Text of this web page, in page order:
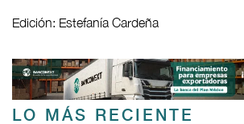
Edición: Estefanía Cardeña
LO MÁS RECIENTE